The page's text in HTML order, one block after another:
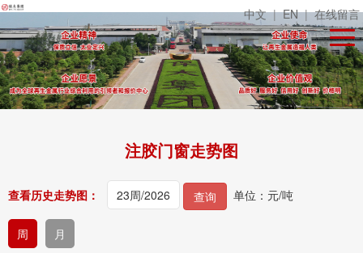
中文 | EN | 在线留言
注胶门窗走势图
查看历史走势图： 查询 单位：元/吨
周 月